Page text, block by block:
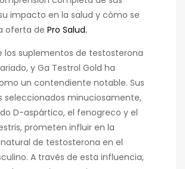
impacto en la salud y cómo se
oferta de Pro Salud.
los suplementos de testosterona
y Ga Testrol Gold ha
un contendiente notable. Sus
seleccionados minuciosamente,
D-aspártico, el fenogreco y el
prometen influir en la
de testosterona en el
A través de esta influencia,